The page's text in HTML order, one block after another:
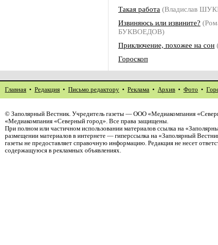
Такая работа (Владислав
Извиняюсь или извините?
БУКВОЕДОВ)
Приключение, похожее на сон
Гороскоп
Главная • Редакция • Письмо редактору • Реклама • Архив • Фото •
© Заполярный Вестник. Учредитель газеты — ООО «Медиакомпания
«Медиакомпания «Северный город». Все права защищены.
При полном или частичном использовании материалов ссылка на
размещении материалов в интернете — гиперссылка на «Заполярный
газеты не предоставляет справочную информацию. Редакция не несет
содержащуюся в рекламных объявлениях.